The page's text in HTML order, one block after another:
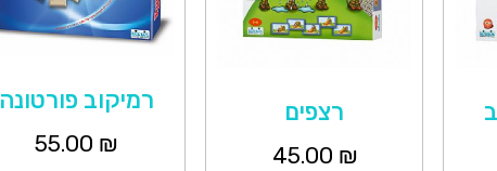
רצפים
45.00 ₪
רמיקוב פורטונה
55.00 ₪